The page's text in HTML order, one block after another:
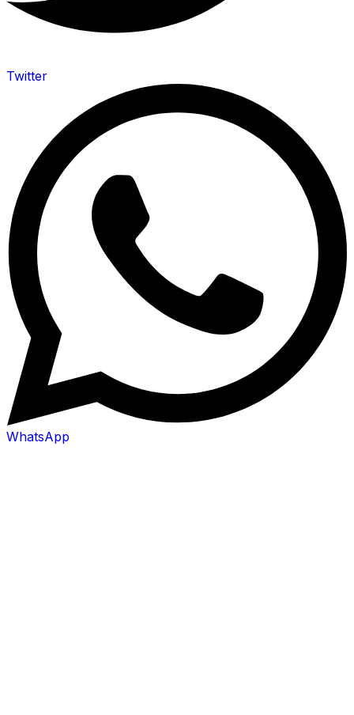
Twitter
WhatsApp